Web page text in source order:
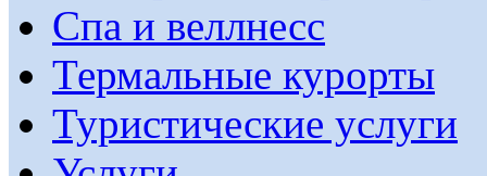
Спа и веллнесс
Термальные курорты
Туристические услуги